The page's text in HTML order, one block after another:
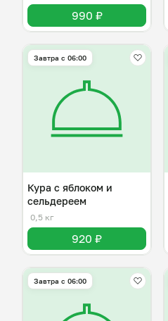
990 ₽
Завтра c 06:00
Кура с яблоком и
сельдереем
0,5 кг
920 ₽
Завтра c 06:00